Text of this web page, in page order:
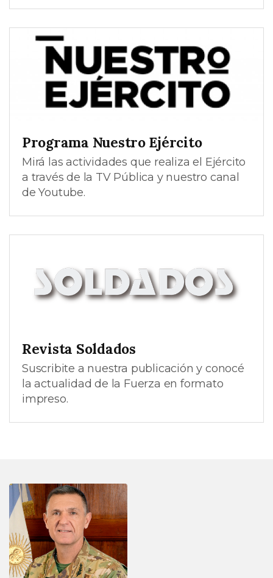
Programa Nuestro Ejército
Mirá las actividades que realiza el Ejército
a través de la TV Pública y nuestro canal
de Youtube.
Revista Soldados
Suscribite a nuestra publicación y conocé
la actualidad de la Fuerza en formato
impreso.